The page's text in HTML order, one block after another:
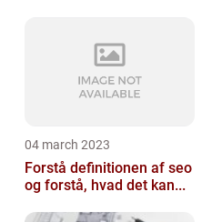
04 march 2023
Forstå definitionen af seo
og forstå, hvad det kan...